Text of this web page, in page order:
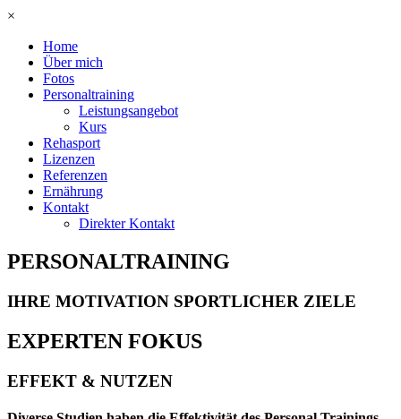
×
Home
Über mich
Fotos
Personaltraining
Leistungsangebot
Kurs
Rehasport
Lizenzen
Referenzen
Ernährung
Kontakt
Direkter Kontakt
PERSONALTRAINING
IHRE MOTIVATION SPORTLICHER ZIELE
EXPERTEN FOKUS
EFFEKT & NUTZEN